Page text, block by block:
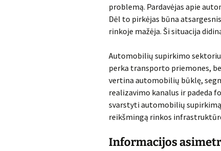
problemą. Pardavėjas apie
Dėl to pirkėjas būna
rinkoje mažėja. Ši situacija
Automobilių supirkimo
perka transporto priemones,
vertina automobilių būklę,
realizavimo kanalus ir padeda
svarstyti automobilių
reikšmingą rinkos
Informacijos